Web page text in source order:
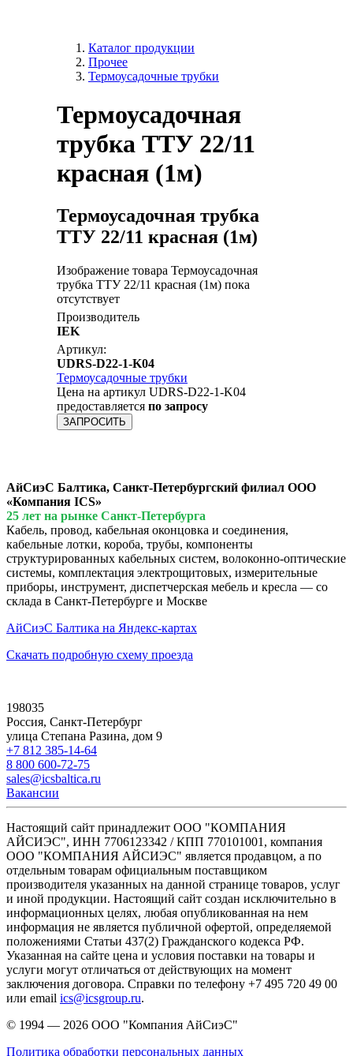
Каталог продукции
Прочее
Термоусадочные трубки
Термоусадочная
трубка ТТУ 22/11
красная (1м)
Термоусадочная трубка
ТТУ 22/11 красная (1м)
Изображение товара Термоусадочная
трубка ТТУ 22/11 красная (1м) пока
отсутствует
Производитель
IEK
Артикул:
UDRS-D22-1-K04
Термоусадочные трубки
Цена на артикул UDRS-D22-1-K04
предоставляется по запросу
ЗАПРОСИТЬ
АйСиэС Балтика, Санкт-Петербургский филиал ООО
«Компания ICS»
25 лет на рынке Санкт-Петербурга
Кабель, провод, кабельная оконцовка и соединения,
кабельные лотки, короба, трубы, компоненты
структурированных кабельных систем, волоконно-оптические
системы, комплектация электрощитовых, измерительные
приборы, инструмент, диспетчерская мебель и кресла — со
склада в Санкт-Петербурге и Москве
АйСиэС Балтика на Яндекс-картах
Скачать подробную схему проезда
198035
Россия, Санкт-Петербург
улица Степана Разина, дом 9
+7 812 385-14-64
8 800 600-72-75
sales@icsbaltica.ru
Вакансии
Настоящий сайт принадлежит ООО "КОМПАНИЯ
АЙСИЭС", ИНН 7706123342 / КПП 770101001, компания
ООО "КОМПАНИЯ АЙСИЭС" является продавцом, а по
отдельным товарам официальным поставщиком
производителя указанных на данной странице товаров, услуг
и иной продукции. Настоящий сайт создан исключительно в
информационных целях, любая опубликованная на нем
информация не является публичной офертой, определяемой
положениями Статьи 437(2) Гражданского кодекса РФ.
Указанная на сайте цена и условия поставки на товары и
услуги могут отличаться от действующих на момент
заключения договора. Справки по телефону +7 495 720 49 00
или email ics@icsgroup.ru.
© 1994 — 2026 ООО "Компания АйСиэС"
Политика обработки персональных данных